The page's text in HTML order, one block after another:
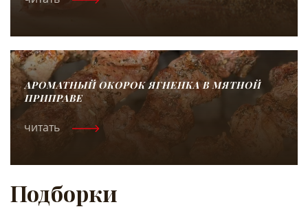
АРОМАТНЫЙ ОКОРОК ЯГНЕНКА В МЯТНОЙ
ПРИПРАВЕ
читать
Подборки